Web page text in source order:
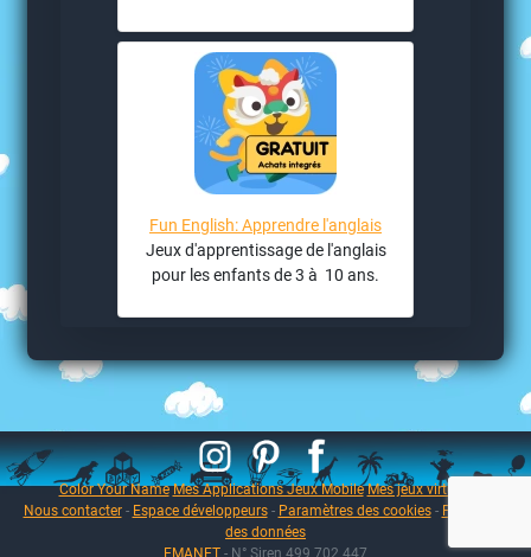
Fun English: Apprendre l'anglais
Jeux d'apprentissage de l'anglais
pour les enfants de 3 à 10 ans.
Color Your Name Mes Applications Jeux Mobile Mes jeux virtuels
Nous contacter- Espace développeurs- Paramètres des cookies- Protection
des données
EMANET - N° Siren 499 702 447